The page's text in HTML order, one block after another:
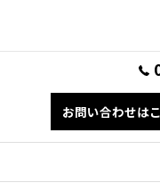
お問い合わせは